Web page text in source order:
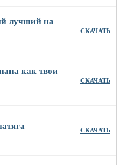
лучший на
СКАЧАТЬ
как твои
СКАЧАТЬ
СКАЧАТЬ